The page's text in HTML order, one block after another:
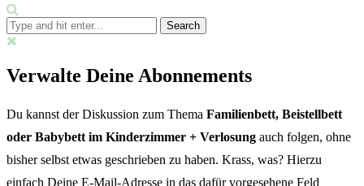
Verwalte Deine Abonnements
Du kannst der Diskussion zum Thema Familienbett, Beistellbett
oder Babybett im Kinderzimmer + Verlosung auch folgen, ohne
bisher selbst etwas geschrieben zu haben. Krass, was? Hierzu
einfach Deine E-Mail-Adresse in das dafür vorgesehene Feld